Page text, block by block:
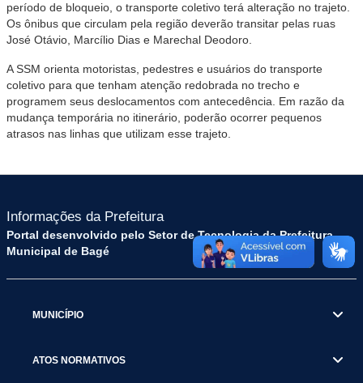
período de bloqueio, o transporte coletivo terá alteração no trajeto.
Os ônibus que circulam pela região deverão transitar pelas ruas
José Otávio, Marcílio Dias e Marechal Deodoro.
A SSM orienta motoristas, pedestres e usuários do transporte
coletivo para que tenham atenção redobrada no trecho e
programem seus deslocamentos com antecedência. Em razão da
mudança temporária no itinerário, poderão ocorrer pequenos
atrasos nas linhas que utilizam esse trajeto.
Informações da Prefeitura
Portal desenvolvido pelo Setor de Tecnologia da Prefeitura
Municipal de Bagé
MUNICÍPIO
ATOS NORMATIVOS